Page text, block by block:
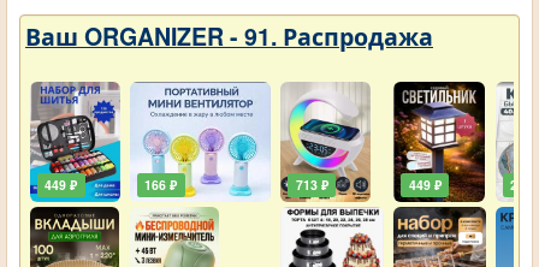
Ваш ORGANIZER - 91. Распродажа
449 ₽ 166 ₽ 713 ₽ 449 ₽ 203